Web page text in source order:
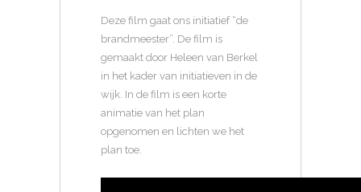
Deze film gaat ons initiatief “de
brandmeester”. De film is
gemaakt door Heleen van Berkel
in het kader van initiatieven in de
wijk. In de film is een korte
animatie van het plan
opgenomen en lichten we het
plan toe.